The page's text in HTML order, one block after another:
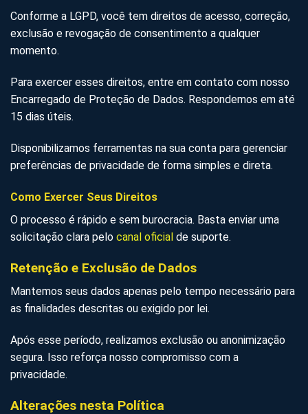
Conforme a LGPD, você tem direitos de acesso, correção,
exclusão e revogação de consentimento a qualquer
momento.
Para exercer esses direitos, entre em contato com nosso
Encarregado de Proteção de Dados. Respondemos em até
15 dias úteis.
Disponibilizamos ferramentas na sua conta para gerenciar
preferências de privacidade de forma simples e direta.
Como Exercer Seus Direitos
O processo é rápido e sem burocracia. Basta enviar uma
solicitação clara pelo canal oficial de suporte.
Retenção e Exclusão de Dados
Mantemos seus dados apenas pelo tempo necessário para
as finalidades descritas ou exigido por lei.
Após esse período, realizamos exclusão ou anonimização
segura. Isso reforça nosso compromisso com a
privacidade.
Alterações nesta Política